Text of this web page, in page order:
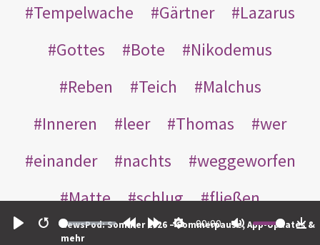
Restart
00:00
NewsPod: Sommer 2026 – Sommerpause, App-Updates &
mehr
Tempelwache
Gärtner
Lazarus
Gottes
Bote
Nikodemus
Reben
Teich
Malchus
Inneren
leer Thomas
wer
einander
nachts
weggeworfen
Matte
schlug
fließen
Rabbuni
Martha Opferlamm